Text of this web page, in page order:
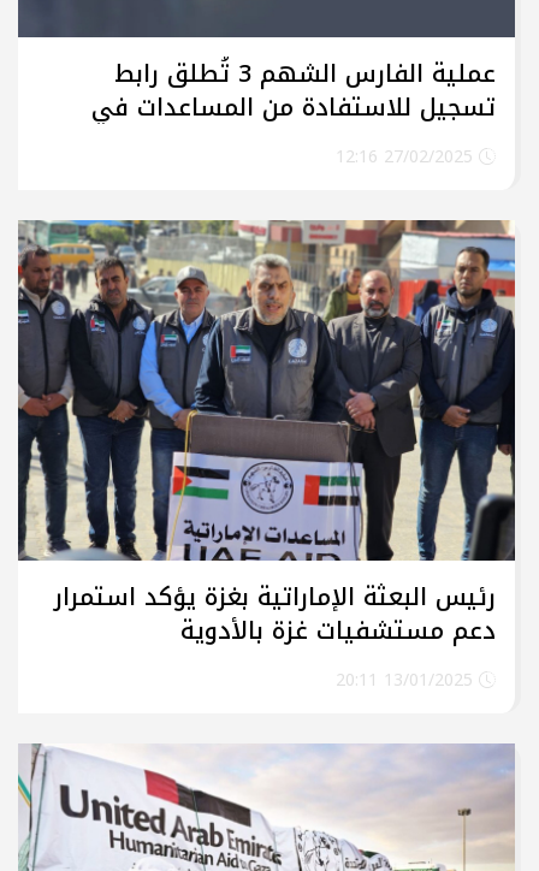
عملية الفارس الشهم 3 تُطلق رابط
تسجيل للاستفادة من المساعدات في
قطاع غزة
رئيس البعثة الإماراتية بغزة يؤكد استمرار
دعم مستشفيات غزة بالأدوية
والمستلزمات الطبية